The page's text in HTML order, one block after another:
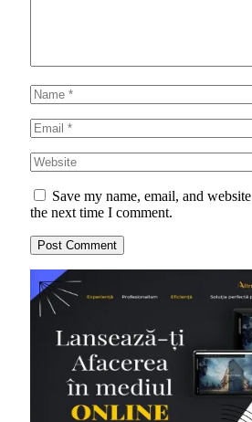
Save my name, email, and
the next time I comment.